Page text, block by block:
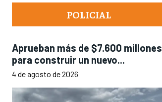
POLICIAL
Aprueban más de $7.600 millones
para construir un nuevo...
4 de agosto de 2026